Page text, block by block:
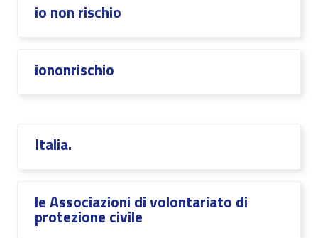
io non rischio
iononrischio
Italia.
le Associazioni di volontariato di
protezione civile